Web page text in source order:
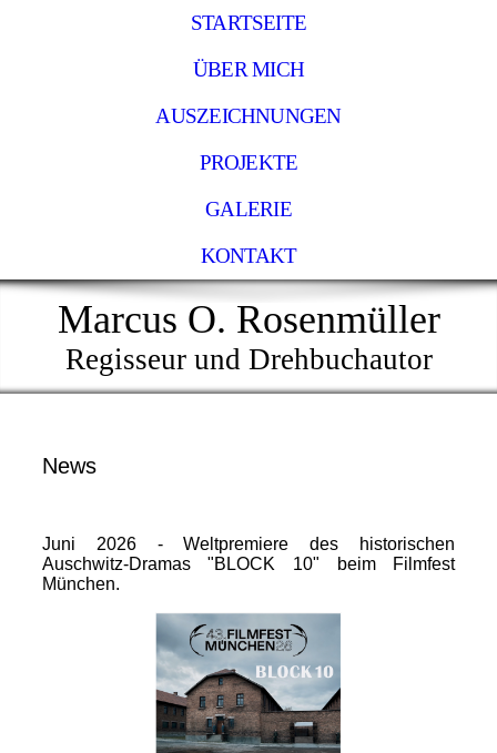
STARTSEITE
ÜBER MICH
AUSZEICHNUNGEN
PROJEKTE
GALERIE
KONTAKT
Marcus O. Rosenmüller
Regisseur und Drehbuchautor
News
Juni 2026 - Weltpremiere des historischen
Auschwitz-Dramas "BLOCK 10" beim Filmfest
München.